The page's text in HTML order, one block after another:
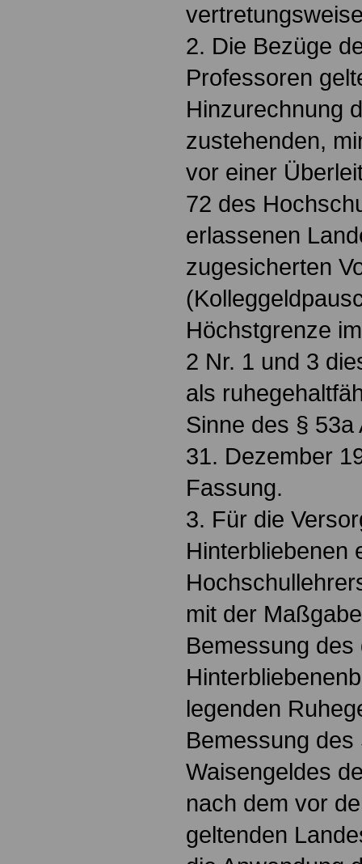
2. Die Bezüge
Professoren
Hinzurechnung
zustehenden,
vor einer
72 des
erlassenen
zugesicherten
Höchstgrenze
2 Nr. 1 und 3
als
Sinne des §
31. Dezember
Fassung.
3. Für die
Hinterbliebenen
mit der
Bemessung des
legenden
Bemessung
Waisengeldes
nach dem vor
geltenden